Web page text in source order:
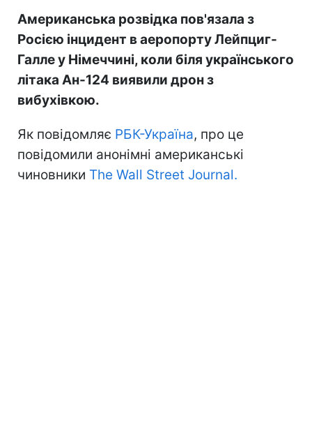
Американська розвідка пов'язала з
Росією інцидент в аеропорту Лейпциг-
Галле у Німеччині, коли біля українського
літака Ан-124 виявили дрон з
вибухівкою.
Як повідомляє РБК-Україна, про це
повідомили анонімні американські
чиновники The Wall Street Journal.